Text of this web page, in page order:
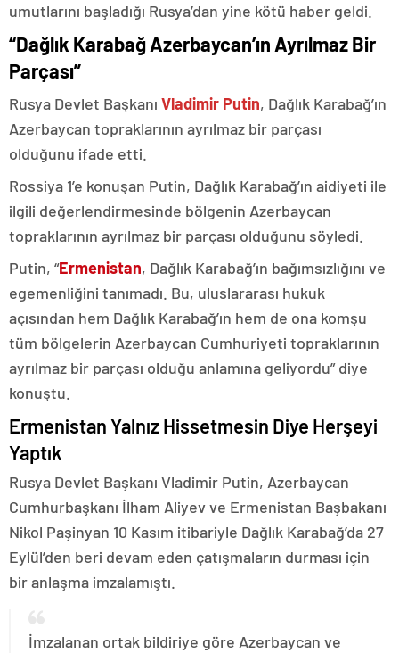
umutlarını başladığı Rusya’dan yine kötü haber geldi.
“Dağlık Karabağ Azerbaycan’ın Ayrılmaz Bir
Parçası”
Rusya Devlet Başkanı Vladimir Putin, Dağlık Karabağ’ın
Azerbaycan topraklarının ayrılmaz bir parçası
olduğunu ifade etti.
Rossiya 1’e konuşan Putin, Dağlık Karabağ’ın aidiyeti ile
ilgili değerlendirmesinde bölgenin Azerbaycan
topraklarının ayrılmaz bir parçası olduğunu söyledi.
Putin, “Ermenistan, Dağlık Karabağ’ın bağımsızlığını ve
egemenliğini tanımadı. Bu, uluslararası hukuk
açısından hem Dağlık Karabağ’ın hem de ona komşu
tüm bölgelerin Azerbaycan Cumhuriyeti topraklarının
ayrılmaz bir parçası olduğu anlamına geliyordu” diye
konuştu.
Ermenistan Yalnız Hissetmesin Diye Herşeyi
Yaptık
Rusya Devlet Başkanı Vladimir Putin, Azerbaycan
Cumhurbaşkanı İlham Aliyev ve Ermenistan Başbakanı
Nikol Paşinyan 10 Kasım itibariyle Dağlık Karabağ’da 27
Eylül’den beri devam eden çatışmaların durması için
bir anlaşma imzalamıştı.
İmzalanan ortak bildiriye göre Azerbaycan ve